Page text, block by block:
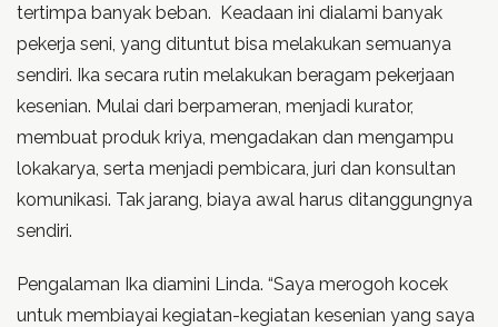
tertimpa banyak beban. Keadaan ini dialami banyak
pekerja seni, yang dituntut bisa melakukan semuanya
sendiri. Ika secara rutin melakukan beragam pekerjaan
kesenian. Mulai dari berpameran, menjadi kurator,
membuat produk kriya, mengadakan dan mengampu
lokakarya, serta menjadi pembicara, juri dan konsultan
komunikasi. Tak jarang, biaya awal harus ditanggungnya
sendiri.
Pengalaman Ika diamini Linda. “Saya merogoh kocek
untuk membiayai kegiatan-kegiatan kesenian yang saya